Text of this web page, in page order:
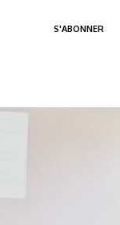
S'ABONNER